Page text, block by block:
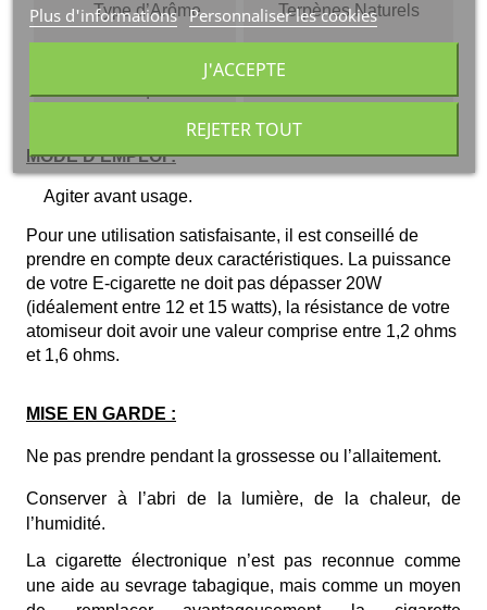
Type d’Arôme Terpènes Naturels
MODE D'EMPLOI :
Agiter avant usage.
Pour une utilisation satisfaisante, il est conseillé de
prendre en compte deux caractéristiques. La puissance
de votre E-cigarette ne doit pas dépasser 20W
(idéalement entre 12 et 15 watts), la résistance de votre
atomiseur doit avoir une valeur comprise entre 1,2 ohms
et 1,6 ohms.
MISE EN GARDE :
Ne pas prendre pendant la grossesse ou l’allaitement.
Conserver à l’abri de la lumière, de la chaleur, de
l’humidité.
La cigarette électronique n’est pas reconnue comme
une aide au sevrage tabagique, mais comme un moyen
Plus d'informations Personnaliser les cookies
REJETER TOUT
J'ACCEPTE